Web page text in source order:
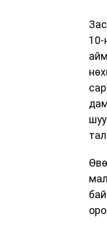
10-